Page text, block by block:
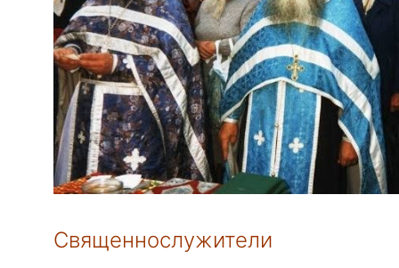
Священнослужители